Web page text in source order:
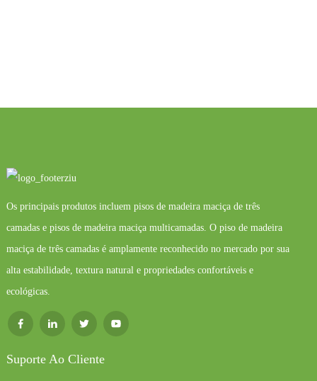
Os principais produtos incluem pisos de madeira maciça de três
camadas e pisos de madeira maciça multicamadas. O piso de madeira
maciça de três camadas é amplamente reconhecido no mercado por sua
alta estabilidade, textura natural e propriedades confortáveis ​​e
ecológicas.
Suporte Ao Cliente